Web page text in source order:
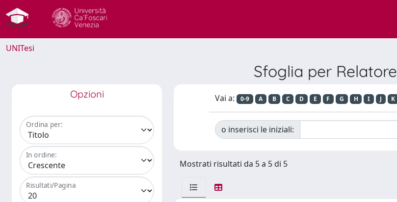
UNITesi
Sfoglia per Relatore
Opzioni
Ordina per:
In ordine:
Risultati/Pagina
Vai a: 0-9 A B C D E F G H I J K
o inserisci le iniziali:
Mostrati risultati da 5 a 5 di 5